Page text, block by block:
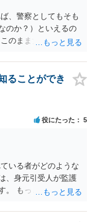
、警察としてもそも
のか？）といえるの
のまま女性から警察
ることができ
役にたった 5
いる者がどのような
、身元引受人が監護
。 もっとも、事実関
思います。